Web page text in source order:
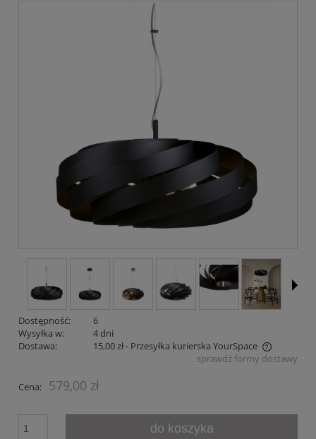
Dostępność:
6
Wysyłka w:
4 dni
Dostawa:
15,00 zł- Przesyłka kurierska YourSpace
Cena nie zawiera ewentualnych kosztów płatnościsprawdź formy dostawy
Cena: 579,00 zł
do koszyka